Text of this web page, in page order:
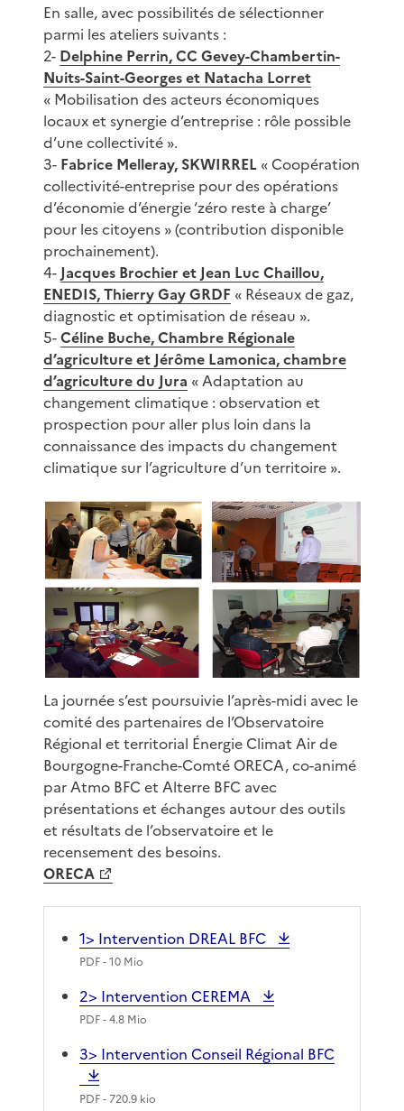
En salle, avec possibilités de sélectionner
parmi les ateliers suivants :
2- Delphine Perrin, CC Gevey-Chambertin-
Nuits-Saint-Georges et Natacha Lorret
« Mobilisation des acteurs économiques
locaux et synergie d’entreprise : rôle possible
d’une collectivité ».
3- Fabrice Melleray, SKWIRREL « Coopération
collectivité-entreprise pour des opérations
d’économie d’énergie ‘zéro reste à charge’
pour les citoyens » (contribution disponible
prochainement).
4- Jacques Brochier et Jean Luc Chaillou,
ENEDIS, Thierry Gay GRDF « Réseaux de gaz,
diagnostic et optimisation de réseau ».
5-Céline Buche, Chambre Régionale
d’agriculture et Jérôme Lamonica, chambre
d’agriculture du Jura « Adaptation au
changement climatique : observation et
prospection pour aller plus loin dans la
connaissance des impacts du changement
climatique sur l’agriculture d’un territoire ».
La journée s’est poursuivie l’après-midi avec le
comité des partenaires de l’Observatoire
Régional et territorial Énergie Climat Air de
Bourgogne-Franche-Comté ORECA, co-animé
par Atmo BFC et Alterre BFC avec
présentations et échanges autour des outils
et résultats de l’observatoire et le
recensement des besoins.
ORECA
1> Intervention DREAL BFC
PDF- 10 Mio
2> Intervention CEREMA
PDF- 4.8 Mio
3> Intervention Conseil Régional BFC
PDF- 720.9 kio